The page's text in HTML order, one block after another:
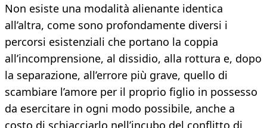
Non esiste una modalità alienante identica
all’altra, come sono profondamente diversi i
percorsi esistenziali che portano la coppia
all’incomprensione, al dissidio, alla rottura e, dopo
la separazione, all’errore più grave, quello di
scambiare l’amore per il proprio figlio in possesso
da esercitare in ogni modo possibile, anche a